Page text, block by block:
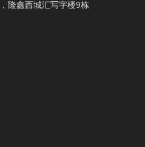
隆鑫西城汇写字楼9栋